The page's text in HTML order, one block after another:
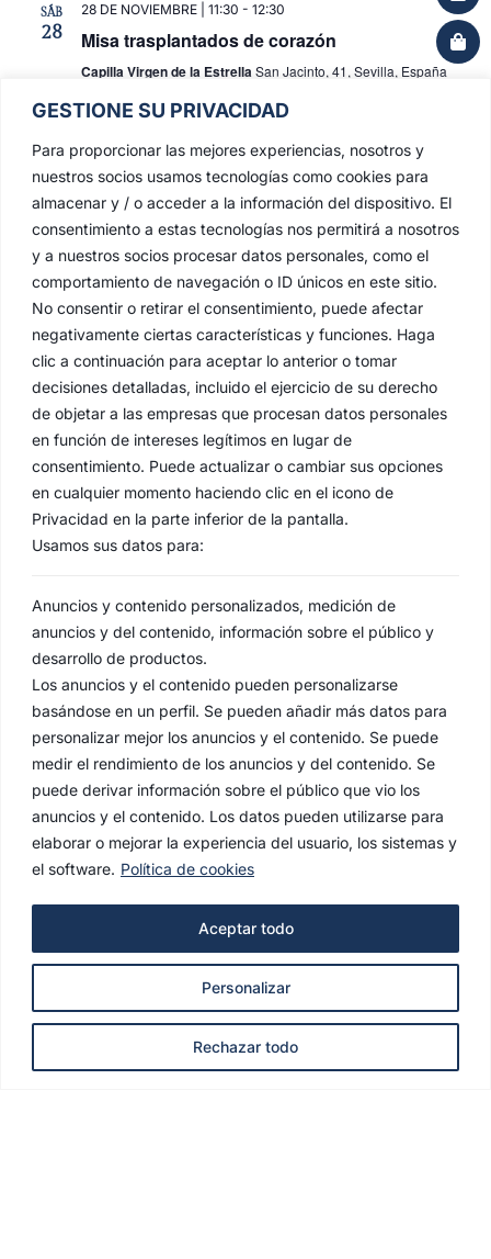
GESTIONE SU PRIVACIDAD
Para proporcionar las mejores experiencias, nosotros y
nuestros socios usamos tecnologías como cookies para
almacenar y / o acceder a la información del dispositivo. El
consentimiento a estas tecnologías nos permitirá a nosotros
y a nuestros socios procesar datos personales, como el
comportamiento de navegación o ID únicos en este sitio.
No consentir o retirar el consentimiento, puede afectar
negativamente ciertas características y funciones. Haga
clic a continuación para aceptar lo anterior o tomar
decisiones detalladas, incluido el ejercicio de su derecho
de objetar a las empresas que procesan datos personales
en función de intereses legítimos en lugar de
consentimiento. Puede actualizar o cambiar sus opciones
en cualquier momento haciendo clic en el icono de
Privacidad en la parte inferior de la pantalla.
Usamos sus datos para:
Anuncios y contenido personalizados, medición de
anuncios y del contenido, información sobre el público y
desarrollo de productos.
Los anuncios y el contenido pueden personalizarse
basándose en un perfil. Se pueden añadir más datos para
personalizar mejor los anuncios y el contenido. Se puede
medir el rendimiento de los anuncios y del contenido. Se
puede derivar información sobre el público que vio los
anuncios y el contenido. Los datos pueden utilizarse para
elaborar o mejorar la experiencia del usuario, los sistemas y
el software. Política de cookies
Personalizar
Rechazar todo
Aceptar todo
SÁB
28
28 DE NOVIEMBRE | 11:30 - 12:30
Misa trasplantados de corazón
Capilla Virgen de la EstrellaSan Jacinto, 41, Sevilla, España
Eventos
anterior(es) Hoy Eventos
siguiente(s)
Suscribirse al calendario
Pontificia, Real, Ilustre y Fervorosa Hermandad
Sacramental y Cofradía de Nazarenos de Nuestro Padre
Jesús de las Penas y María Santísima de la Estrella,
Triunfo del Santo Lignum Crucis, San Francisco de
Paula y Santas Justa y Rufina .
Capilla: C. San Jacinto, 41
Casa Hermandad: C/ Jesús de las Penas, 4